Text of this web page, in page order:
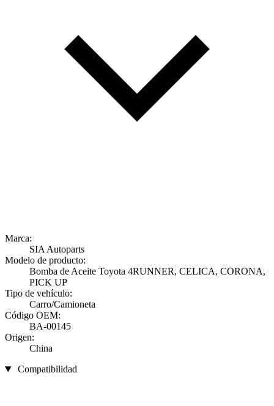
Marca:
SIA Autoparts
Modelo de producto:
Bomba de Aceite Toyota 4RUNNER, CELICA, CORONA,
PICK UP
Tipo de vehículo:
Carro/Camioneta
Código OEM:
BA-00145
Origen:
China
Compatibilidad